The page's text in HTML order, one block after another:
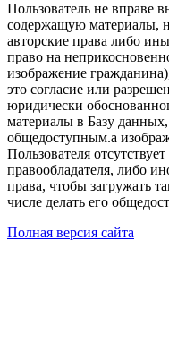
Пользователь не вправе
содержащую материалы,
авторские права либо
право на
изображение
это согласие или
юридически
материалы в Базу
общедоступным.а
Пользователя
правообладателя, либо
права, чтобы загружать
числе делать его
Полная версия сайта